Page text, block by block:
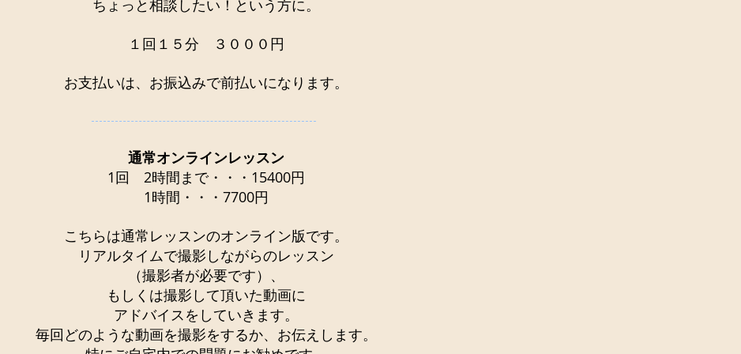
ちょっと相談したい！という方に。
１回１５分 ３０００円
​お支払いは、お振込みで前払いになります。​
通常オンラインレッスン
1回 2時間まで・・・15400円
1時間・・・7700円
こちらは通常レッスンのオンライン版です。
リアルタイムで撮影しながらのレッスン
（撮影者が必要です）、
もしくは撮影して頂いた動画に
アドバイスをしていきます。
​毎回どのような動画を撮影をするか、お伝えします。